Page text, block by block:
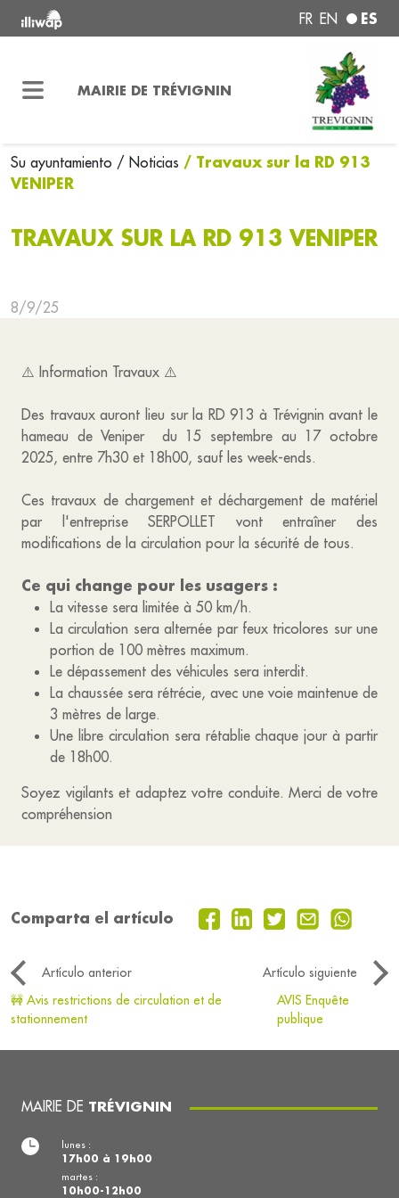
FR EN ES
MAIRIE DE TRÉVIGNIN
Su ayuntamiento / Noticias / Travaux sur la RD 913
VENIPER
TRAVAUX SUR LA RD 913 VENIPER
8/9/25
⚠️ Information Travaux ⚠️
Des travaux auront lieu sur la RD 913 à Trévignin avant le
hameau de Veniper du 15 septembre au 17 octobre
2025, entre 7h30 et 18h00, sauf les week-ends.
Ces travaux de chargement et déchargement de matériel
par l'entreprise SERPOLLET vont entraîner des
modifications de la circulation pour la sécurité de tous.
Ce qui change pour les usagers :
La vitesse sera limitée à 50 km/h.
La circulation sera alternée par feux tricolores sur une
portion de 100 mètres maximum.
Le dépassement des véhicules sera interdit.
La chaussée sera rétrécie, avec une voie maintenue de
3 mètres de large.
Une libre circulation sera rétablie chaque jour à partir
de 18h00.
Soyez vigilants et adaptez votre conduite. Merci de votre
compréhension
Comparta el artículo
Artículo anterior
Artículo siguiente
🚧 Avis restrictions de circulation et de
stationnement
AVIS Enquête
publique
MAIRIE DE TRÉVIGNIN
lunes :
17h00 à 19h00
martes :
10h00-12h00